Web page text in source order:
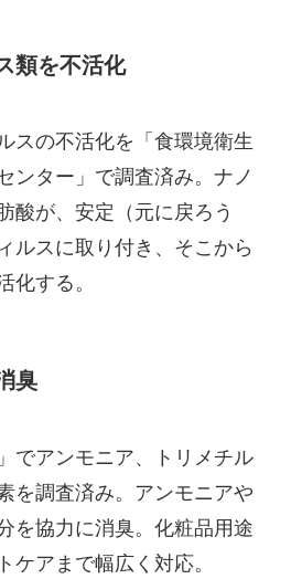
類を不活化
スの不活化を「食環境衛生
ンター」で調査済み。ナノ
酸が、安定（元に戻ろう
ルスに取り付き、そこから
化する。
臭
でアンモニア、トリメチル
を調査済み。アンモニアや
を協力に消臭。化粧品用途
ケアまで幅広く対応。